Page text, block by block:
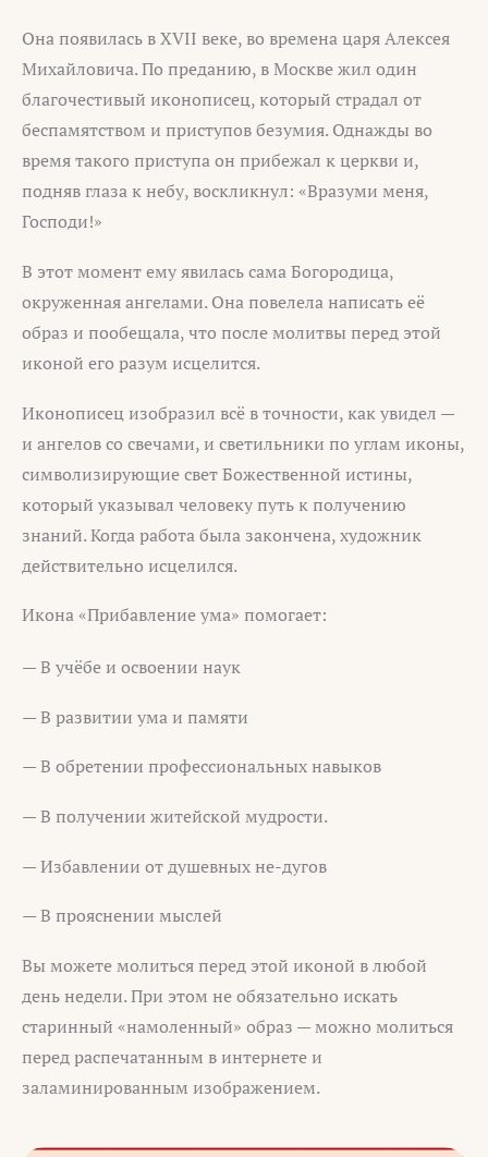
Она появилась в XVII веке, во времена царя Алексея
Михайловича. По преданию, в Москве жил один
благочестивый иконописец, который страдал от
беспамятством и приступов безумия. Однажды во
время такого приступа он прибежал к церкви и,
подняв глаза к небу, воскликнул: «Вразуми меня,
Господи!»
В этот момент ему явилась сама Богородица,
окруженная ангелами. Она повелела написать её
образ и пообещала, что после молитвы перед этой
иконой его разум исцелится.
Иконописец изобразил всё в точности, как увидел —
и ангелов со свечами, и светильники по углам иконы,
символизирующие свет Божественной истины,
который указывал человеку путь к получению
знаний. Когда работа была закончена, художник
действительно исцелился.
Икона «Прибавление ума» помогает:
— В учёбе и освоении наук
— В развитии ума и памяти
— В обретении профессиональных навыков
— В получении житейской мудрости.
— Избавлении от душевных не-дугов
— В прояснении мыслей
Вы можете молиться перед этой иконой в любой
день недели. При этом не обязательно искать
старинный «намоленный» образ — можно молиться
перед распечатанным в интернете и
заламинированным изображением.